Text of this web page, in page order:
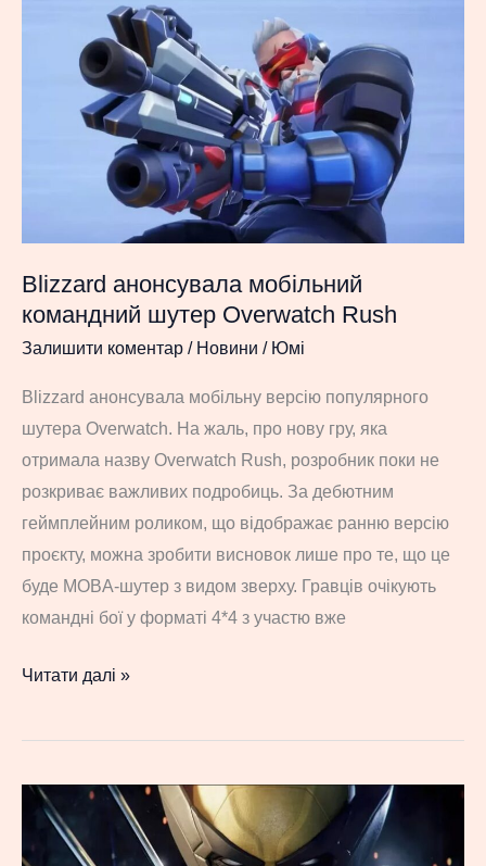
підтримкою
усіма
доповненнями
і,
о,
Blizzard анонсувала мобільний
командний шутер Overwatch Rush
Залишити коментар / Новини / Юмі
Blizzard анонсувала мобільну версію популярного
шутера Overwatch. На жаль, про нову гру, яка
отримала назву Overwatch Rush, розробник поки не
розкриває важливих подробиць. За дебютним
геймплейним роликом, що відображає ранню версію
проєкту, можна зробити висновок лише про те, що це
буде MOBA-шутер з видом зверху. Гравців очікують
командні бої у форматі 4*4 з участю вже
Blizzard
мобільний
шутер
Overwatch
Читати далі »